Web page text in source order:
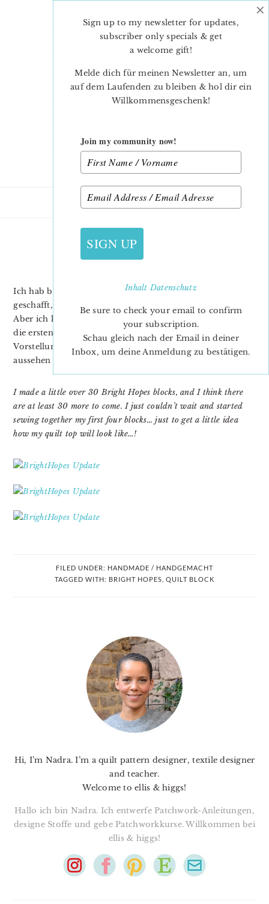
Ich hab bereits etwas über 30 Bright Hopes Blöcke
geschafft, und es werden mindestens noch 30 weitere.
Aber ich konnte einfach nicht warten und hab schon mal
die ersten vier Blöcke zusammengenäht… um eine kleine
Vorstellung zu bekommen wie, mein Quilt Top später
aussehen wird…!
I made a little over 30 Bright Hopes blocks, and I think there
are at least 30 more to come. I just couldn’t wait and started
sewing together my first four blocks… just to get a little idea
how my quilt top will look like…!
FILED UNDER: HANDMADE / HANDGEMACHT
TAGGED WITH: BRIGHT HOPES QUILT BLOCK
Hi, I’m Nadra. I’m a quilt pattern designer, textile designer
and teacher.
Welcome to ellis & higgs!
Hallo ich bin Nadra. Ich entwerfe Patchwork-Anleitungen,
designe Stoffe und gebe Patchworkkurse. Willkommen bei
ellis & higgs!
Sign up to my newsletter for updates,
subscriber only specials & get
a welcome gift!
Melde dich für meinen Newsletter an, um
auf dem Laufenden zu bleiben & hol dir ein
Willkommensgeschenk!
Join my community now!
SIGN UP
InhaltDatenschutz
Be sure to check your email to confirm
your subscription.
Schau gleich nach der Email in deiner
Inbox, um deine Anmeldung zu bestätigen.
×